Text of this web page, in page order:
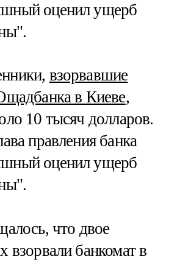
оценил ущерб
взорвавшие
в Киеве,
10 тысяч долларов.
правления банка
оценил ущерб
что двое
взорвали банкомат в